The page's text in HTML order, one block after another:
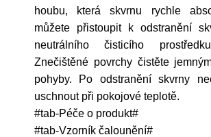
houbu, která skvrnu rychle
můžete přistoupit k odstranění
neutrálního čisticího
Znečištěné povrchy čistěte
pohyby. Po odstranění skvrny
uschnout při pokojové teplotě.
#tab-Péče o produkt#
#tab-Vzorník čalounění#